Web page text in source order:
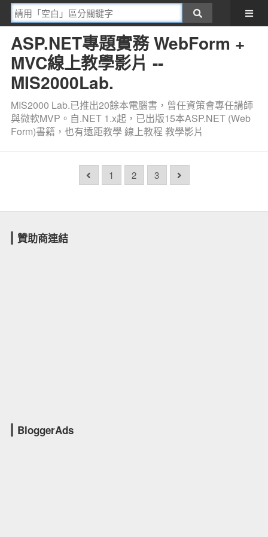
ASP.NET專題實務 WebForm +
MVC線上教學影片 --
MIS2000Lab.
MIS2000 Lab.已推出20餘本電腦書，曾任資策會專任講師
與微軟MVP。自.NET 1.x起，已出版15本ASP.NET (Web
Form)書籍，也有遠距教學 線上教程 教學影片
1 2 3
贊助商連結
BloggerAds